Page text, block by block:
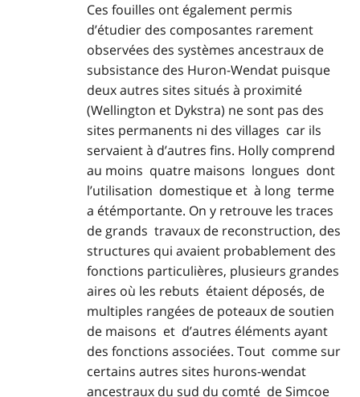
Ces fouilles ont également permis
d’étudier des composantes rarement
observées des systèmes ancestraux de
subsistance des Huron-Wendat puisque
deux autres sites situés à proximité
(Wellington et Dykstra) ne sont pas des
sites permanents ni des villages car ils
servaient à d’autres fins. Holly comprend
au moins quatre maisons longues dont
l’utilisation domestique et à long terme
a étémportante. On y retrouve les traces
de grands travaux de reconstruction, des
structures qui avaient probablement des
fonctions particulières, plusieurs grandes
aires où les rebuts étaient déposés, de
multiples rangées de poteaux de soutien
de maisons et d’autres éléments ayant
des fonctions associées. Tout comme sur
certains autres sites hurons-wendat
ancestraux du sud du comté de Simcoe